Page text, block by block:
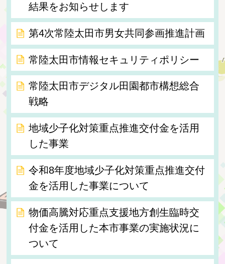
結果をお知らせします
第4次常陸太田市男女共同参画推進計画
常陸太田市情報セキュリティポリシー
常陸太田市デジタル田園都市構想総合
戦略
地域少子化対策重点推進交付金を活用
した事業
令和8年度地域少子化対策重点推進交付
金を活用した事業について
物価高騰対応重点支援地方創生臨時交
付金を活用した本市事業の実施状況に
ついて